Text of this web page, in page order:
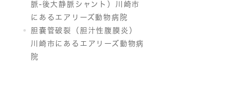
脈-後大静脈シャント）川崎市
にあるエアリーズ動物病院
胆嚢管破裂（胆汁性腹膜炎）
川崎市にあるエアリーズ動物病
院